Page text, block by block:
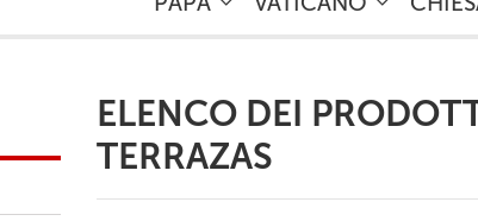
ELENCO DEI
TERRAZAS